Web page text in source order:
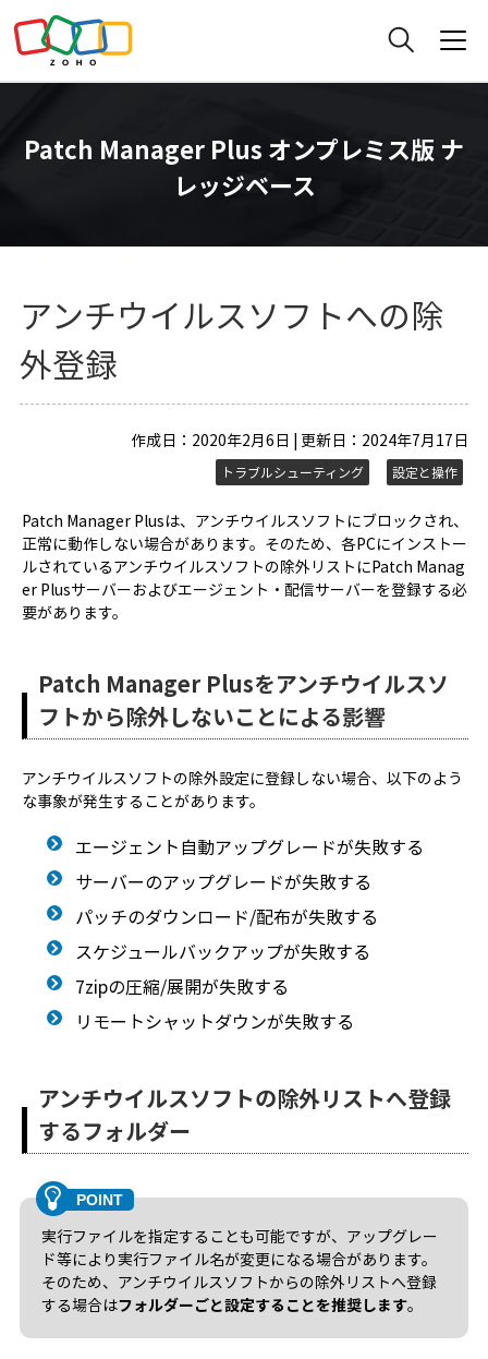
Patch Manager Plus オンプレミス版 ナ
レッジベース
アンチウイルスソフトへの除
外登録
作成日：2020年2月6日 | 更新日：2024年7月17日
トラブルシューティング 設定と操作
Patch Manager Plusは、アンチウイルスソフトにブロックされ、
正常に動作しない場合があります。そのため、各PCにインストー
ルされているアンチウイルスソフトの除外リストにPatch Manag
er Plusサーバーおよびエージェント・配信サーバーを登録する必
要があります。
Patch Manager Plusをアンチウイルスソ
フトから除外しないことによる影響
アンチウイルスソフトの除外設定に登録しない場合、以下のよう
な事象が発生することがあります。
エージェント自動アップグレードが失敗する
サーバーのアップグレードが失敗する
パッチのダウンロード/配布が失敗する
スケジュールバックアップが失敗する
7zipの圧縮/展開が失敗する
リモートシャットダウンが失敗する
アンチウイルスソフトの除外リストへ登録
するフォルダー
実行ファイルを指定することも可能ですが、アップグレー
ド等により実行ファイル名が変更になる場合があります。
そのため、アンチウイルスソフトからの除外リストへ登録
する場合はフォルダーごと設定することを推奨します。